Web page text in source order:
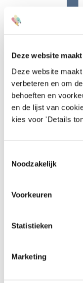
Deze website
Deze website
verbeteren en om
behoeften en
en de lijst van
kies voor 'Details
Noodzakelijk
Voorkeuren
Statistieken
Marketing
Permissie